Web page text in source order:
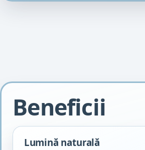
Beneficii
Lumină naturală